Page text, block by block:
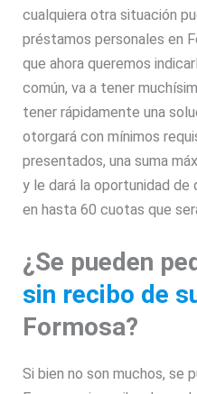
cualquiera otra situación
préstamos personales en
que ahora queremos
común, va a tener
tener rápidamente una
otorgará con mínimos
presentados, una suma
y le dará la oportunidad de
en hasta 60 cuotas que
¿Se pueden
sin recibo de
Formosa?
Si bien no son muchos, se